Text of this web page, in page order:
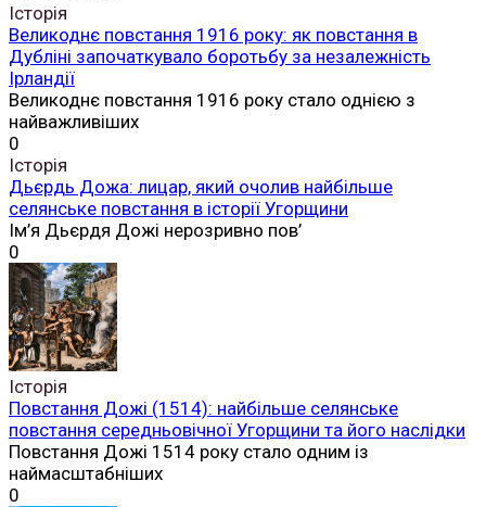
Історія
Великоднє повстання 1916 року: як повстання в
Дубліні започаткувало боротьбу за незалежність
Ірландії
Великоднє повстання 1916 року стало однією з
найважливіших
0
Історія
Дьєрдь Дожа: лицар, який очолив найбільше
селянське повстання в історії Угорщини
Ім’я Дьєрдя Дожі нерозривно пов’
0
Історія
Повстання Дожі (1514): найбільше селянське
повстання середньовічної Угорщини та його наслідки
Повстання Дожі 1514 року стало одним із
наймасштабніших
0